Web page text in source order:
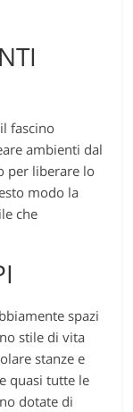
fascino
ambienti dal
per liberare lo
modo la
che
spazi
stile di vita
stanze e
quasi tutte le
dotate di